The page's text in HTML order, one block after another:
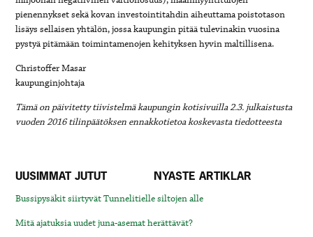
pienennykset sekä kovan investointitahdin aiheuttama poistotason
lisäys sellaisen yhtälön, jossa kaupungin pitää tulevinakin vuosina
pystyä pitämään toimintamenojen kehityksen hyvin maltillisena.
Christoffer Masar
kaupunginjohtaja
Tämä on päivitetty tiivistelmä kaupungin kotisivuilla 2.3. julkaistusta
vuoden 2016 tilinpäätöksen ennakkotietoa koskevasta tiedotteesta
UUSIMMAT JUTUT NYASTE ARTIKLAR
Bussipysäkit siirtyvät Tunnelitielle siltojen alle
Mitä ajatuksia uudet juna-asemat herättävät?